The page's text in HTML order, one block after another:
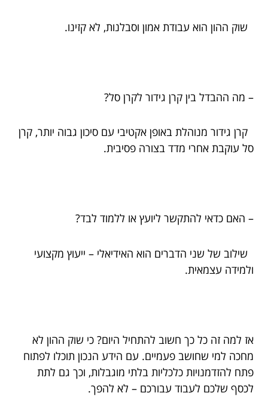
שוק ההון הוא עבודת אמון וסבלנות, לא קזינו.
– מה ההבדל בין קרן גידור לקרן סל?
קרן גידור מנוהלת באופן אקטיבי עם סיכון גבוה יותר, קרן
סל עוקבת אחרי מדד בצורה פסיבית.
– האם כדאי להתקשר ליועץ או ללמוד לבד?
שילוב של שני הדברים הוא האידיאלי – ייעוץ מקצועי
ולמידה עצמאית.
אז למה זה כל כך חשוב להתחיל היום? כי שוק ההון לא
מחכה למי שחושב פעמיים. עם הידע הנכון תוכלו לפתוח
פתח להזדמנויות כלכליות בלתי מוגבלות, וכך גם לתת
לכסף שלכם לעבוד עבורכם – לא להפך.